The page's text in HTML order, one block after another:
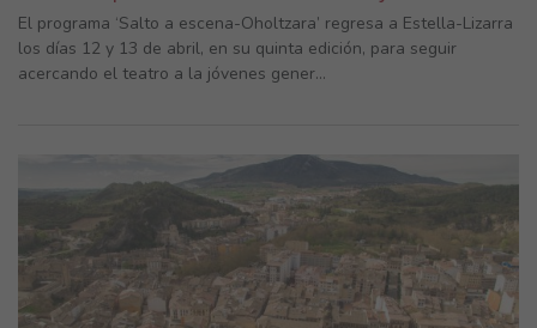
El programa ‘Salto a escena-Oholtzara’ regresa a Estella-Lizarra
los días 12 y 13 de abril, en su quinta edición, para seguir
acercando el teatro a la jóvenes gener...